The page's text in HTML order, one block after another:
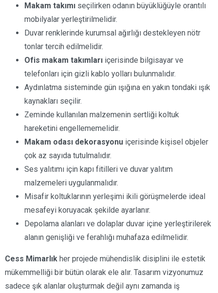
Makam takımı seçilirken odanın büyüklüğüyle orantılı
mobilyalar yerleştirilmelidir.
Duvar renklerinde kurumsal ağırlığı destekleyen nötr
tonlar tercih edilmelidir.
Ofis makam takımları içerisinde bilgisayar ve
telefonları için gizli kablo yolları bulunmalıdır.
Aydınlatma sisteminde gün ışığına en yakın tondaki ışık
kaynakları seçilir.
Zeminde kullanılan malzemenin sertliği koltuk
hareketini engellememelidir.
Makam odası dekorasyonu içerisinde kişisel objeler
çok az sayıda tutulmalıdır.
Ses yalıtımı için kapı fitilleri ve duvar yalıtım
malzemeleri uygulanmalıdır.
Misafir koltuklarının yerleşimi ikili görüşmelerde ideal
mesafeyi koruyacak şekilde ayarlanır.
Depolama alanları ve dolaplar duvar içine yerleştirilerek
alanın genişliği ve ferahlığı muhafaza edilmelidir.
Cess Mimarlık her projede mühendislik disiplini ile estetik
mükemmelliği bir bütün olarak ele alır. Tasarım vizyonumuz
sadece şık alanlar oluşturmak değil aynı zamanda iş